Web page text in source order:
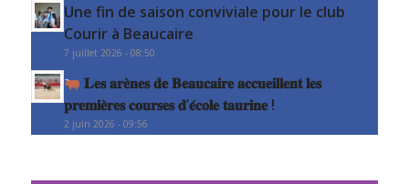
Une fin de saison conviviale pour le club
Courir à Beaucaire
7 juillet 2026 - 08:50
𝐋𝐞𝐬 𝐚𝐫𝐞̀𝐧𝐞𝐬 𝐝𝐞 𝐁𝐞𝐚𝐮𝐜𝐚𝐢𝐫𝐞 𝐚𝐜𝐜𝐮𝐞𝐢𝐥𝐥𝐞𝐧𝐭 𝐥𝐞𝐬
𝐩𝐫𝐞𝐦𝐢𝐞̀𝐫𝐞𝐬 𝐜𝐨𝐮𝐫𝐬𝐞𝐬 𝐝’𝐞́𝐜𝐨𝐥𝐞 𝐭𝐚𝐮𝐫𝐢𝐧𝐞 !
2 juin 2026 - 09:56